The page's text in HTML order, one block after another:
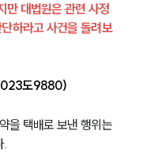
만 대법원은 관련 사정
하라고 사건을 돌려보
도9880)
을 택배로 보낸 행위는
.